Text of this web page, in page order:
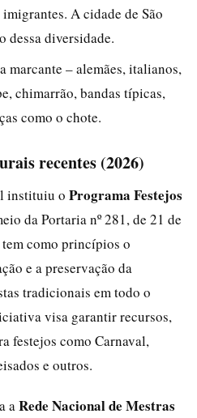
A cidade de São
dessa diversidade.
marcante – alemães, italianos,
chimarrão, bandas típicas,
como o chote.
recentes (2026)
instituiu o Programa Festejos
da Portaria nº 281, de 21 de
como princípios o
e a preservação da
tradicionais em todo o
visa garantir recursos,
festejos como Carnaval,
e outros.
a Rede Nacional de Mestras